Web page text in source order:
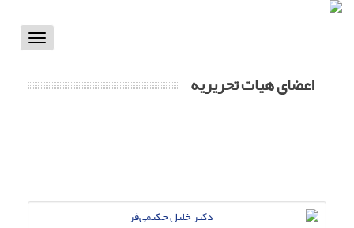
Toggle
اعضای هیات تحریریه